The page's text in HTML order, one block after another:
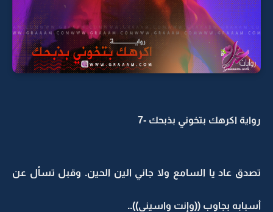
رواية اكرهك بتخوني بذبحك -7
تصدق عاد يا السامع ولا جاني الين الحين. وقبل تسأل عن
أسبابه بجاوب ((وإنت واسيني))..